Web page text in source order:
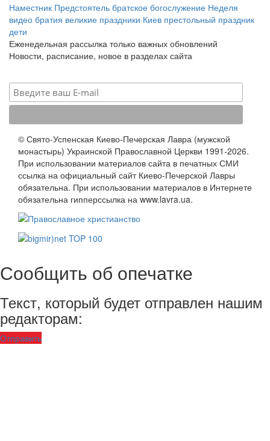
Наместник Предстоятель братское богослужение Неделя
видео братия великие праздники Киев престольный праздник
дети
Еженедельная рассылка только важных обновлений
Новости, расписание, новое в разделах сайта
© Свято-Успенская Киево-Печерская Лавра (мужской
монастырь) Украинской Православной Церкви 1991-2026.
При использовании материалов сайта в печатных СМИ
ссылка на официальный сайт Киево-Печерской Лавры
обязательна. При использовании материалов в Интернете
обязательна гипперссылка на www.lavra.ua.
Сообщить об опечатке
Текст, который будет отправлен нашим
редакторам:
Отправить